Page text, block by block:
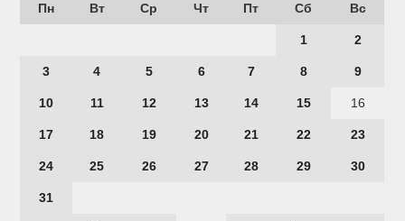
Пн Вт Ср Чт Пт Сб Вс
1 2
3 4 5 6 7 8 9
10 11 12 13 14 15 16
17 18 19 20 21 22 23
24 25 26 27 28 29 30
31